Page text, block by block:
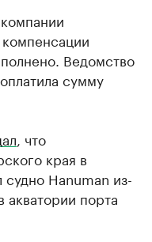
Ведомство
сумму
, что
края в
Hanuman из-
акватории порта